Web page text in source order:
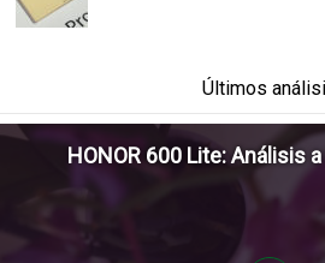
Últimos
HONOR 600 Lite: Análisis